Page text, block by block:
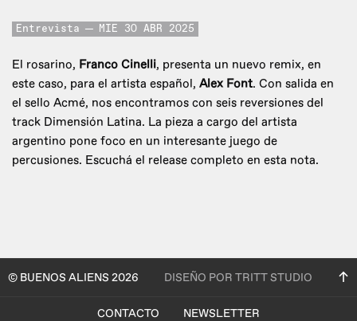
Entrevista MIE 30 ABR 2025
El rosarino, Franco Cinelli, presenta un nuevo remix, en
este caso, para el artista español, Alex Font. Con salida en
el sello Acmé, nos encontramos con seis reversiones del
track Dimensión Latina. La pieza a cargo del artista
argentino pone foco en un interesante juego de
percusiones. Escuchá el release completo en esta nota.
© BUENOS ALIENS 2026 DISEÑO POR TRITT STUDIO
CONTACTO NEWSLETTER